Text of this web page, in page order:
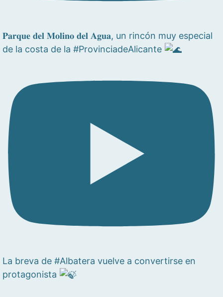
𝐏𝐚𝐫𝐪𝐮𝐞 𝐝𝐞𝐥 𝐌𝐨𝐥𝐢𝐧𝐨 𝐝𝐞𝐥 𝐀𝐠𝐮𝐚, un rincón muy especial
de la costa de la #ProvinciadeAlicante
La breva de #Albatera vuelve a convertirse en
protagonista